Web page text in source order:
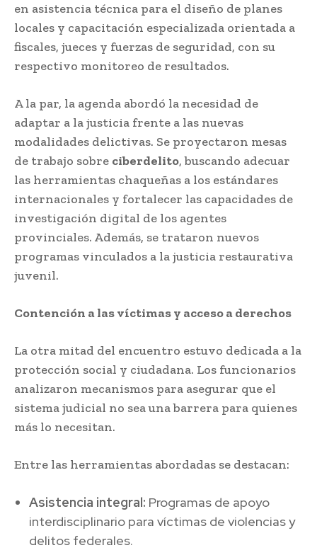
en asistencia técnica para el diseño de planes
locales y capacitación especializada orientada a
fiscales, jueces y fuerzas de seguridad, con su
respectivo monitoreo de resultados.
A la par, la agenda abordó la necesidad de
adaptar a la justicia frente a las nuevas
modalidades delictivas. Se proyectaron mesas
de trabajo sobre ciberdelito, buscando adecuar
las herramientas chaqueñas a los estándares
internacionales y fortalecer las capacidades de
investigación digital de los agentes
provinciales. Además, se trataron nuevos
programas vinculados a la justicia restaurativa
juvenil.
Contención a las víctimas y acceso a derechos
La otra mitad del encuentro estuvo dedicada a la
protección social y ciudadana. Los funcionarios
analizaron mecanismos para asegurar que el
sistema judicial no sea una barrera para quienes
más lo necesitan.
Entre las herramientas abordadas se destacan:
Asistencia integral: Programas de apoyo
interdisciplinario para víctimas de violencias y
delitos federales.